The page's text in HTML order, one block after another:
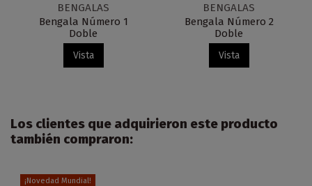
BENGALAS
Bengala Número 1
Doble
Vista
BENGALAS
Bengala Número 2
Doble
Vista
Los clientes que adquirieron este producto
también compraron:
¡Novedad Mundial!